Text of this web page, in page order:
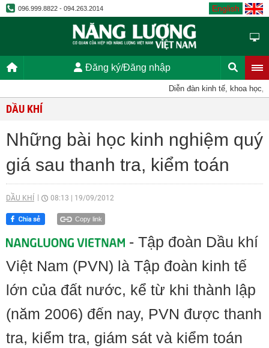
096.999.8822 - 094.263.2014 English
Đăng ký/Đăng nhập
Diễn đàn kinh tế, khoa học,
DẦU KHÍ
Những bài học kinh nghiệm quý
giá sau thanh tra, kiểm toán
DẦU KHÍ 08:13 19/09/2012
Copy link
- Tập đoàn Dầu khí
Việt Nam (PVN) là Tập đoàn kinh tế
lớn của đất nước, kể từ khi thành lập
(năm 2006) đến nay, PVN được thanh
tra, kiểm tra, giám sát và kiểm toán